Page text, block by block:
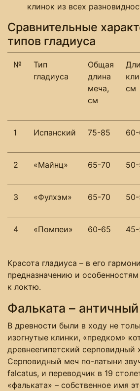
клинок из всех
Сравнительные
типов гладиуса
№
Тип
гладиуса
Общая
длина
меча,
см
см
1 Испанский 75-85
2 «Майнц» 65-70
3 «Фулхэм» 65-70
4 «Помпеи» 60-65
Красота гладиуса – в его
предназначению и
к локтю.
Фальката –
В древности были в ходу не
изогнутые клинки, «предком»
древнеегипетский серповидный
Серповидный меч по-латыни
falcatus, и переводчик в 19
«фальката» – собственное имя